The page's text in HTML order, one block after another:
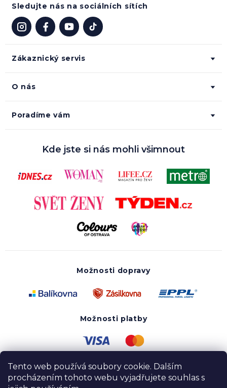
Tento web používá soubory cookie. Dalším
procházením tohoto webu vyjadřujete souhlas s
Zákaznický servis
O nás
Poradíme vám
Sledujte nás na sociálních sítích
Kde jste si nás mohli všimnout
Možnosti dopravy
Možnosti platby